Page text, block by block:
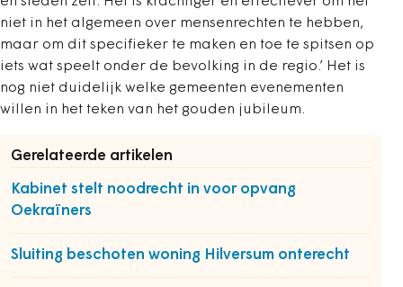
niet in het algemeen over mensenrechten te hebben,
maar om dit specifieker te maken en toe te spitsen op
iets wat speelt onder de bevolking in de regio.’ Het is
nog niet duidelijk welke gemeenten evenementen
willen in het teken van het gouden jubileum.
Gerelateerde artikelen
Kabinet stelt noodrecht in voor opvang
Oekraïners
Sluiting beschoten woning Hilversum onterecht